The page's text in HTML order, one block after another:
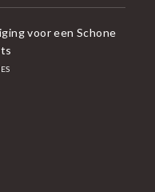
voor een Schone